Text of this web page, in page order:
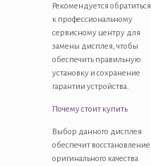
Рекомендуется обратиться
к профессиональному
сервисному центру для
замены дисплея, чтобы
обеспечить правильную
установку и сохранение
гарантии устройства.
Почему стоит купить
Выбор данного дисплея
обеспечит восстановление
оригинального качества